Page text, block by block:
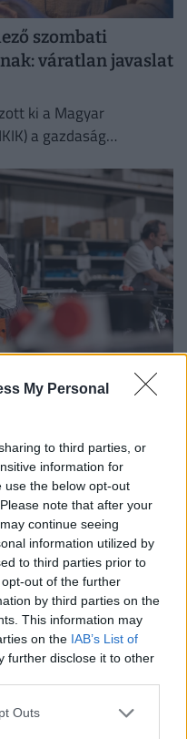
My Personal
to third parties, or
information for
use the below opt-out
note that after your
continue seeing
information utilized by
to third parties prior to
out of the further
by third parties on the
This information may
on the IAB’s List of
further disclose it to other
Outs
szombati
váratlan javaslat
ki a Magyar
a gazdaság
ennél a hazai
legolvasottabb
meg leginkább az